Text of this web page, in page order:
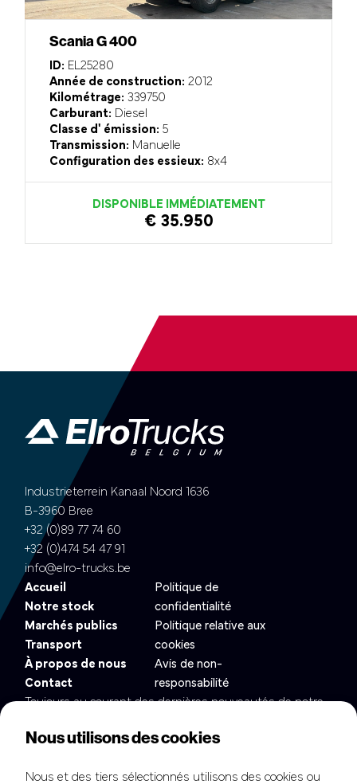
Scania G 400
ID: EL25280
Année de construction: 2012
Kilométrage: 339750
Carburant: Diesel
Classe d' émission: 5
Transmission: Manuelle
Configuration des essieux: 8x4
DISPONIBLE IMMÉDIATEMENT
€ 35.950
Industrieterrein Kanaal Noord 1636
B-3960 Bree
+32 (0)89 77 74 60
+32 (0)474 54 47 91
info@elro-trucks.be
Accueil
Notre stock
Marchés publics
Transport
À propos de nous
Contact
Politique de
confidentialité
Politique relative aux
cookies
Avis de non-
responsabilité
Toujours au courant des dernières nouveautés de notre
Nous utilisons des cookies
Nous et des tiers sélectionnés utilisons des cookies ou